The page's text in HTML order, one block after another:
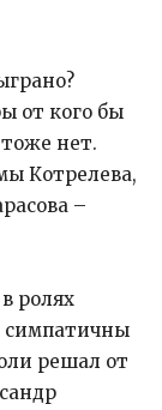
от кого бы
нет.
Котрелева,
–
ролях
симпатичны
решал от